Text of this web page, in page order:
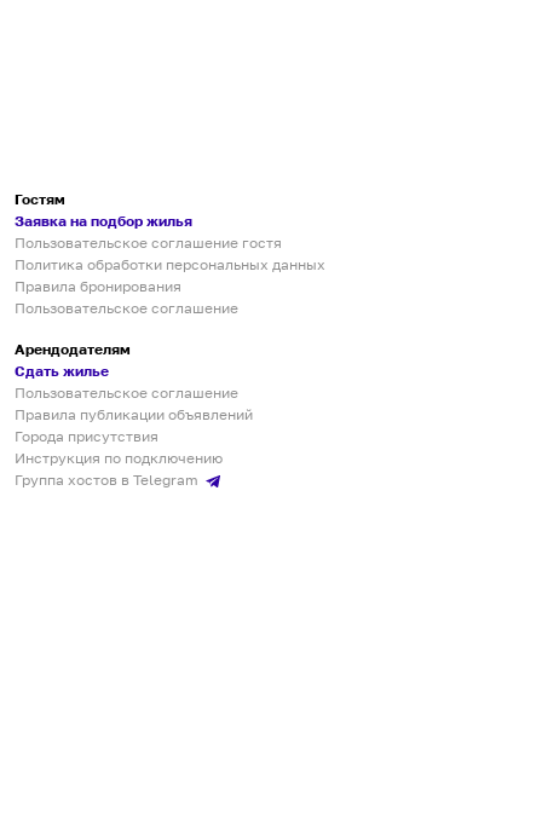
Гостям
Заявка на подбор жилья
Пользовательское соглашение гостя
Политика обработки персональных данных
Правила бронирования
Пользовательское соглашение
Арендодателям
Сдать жилье
Пользовательское соглашение
Правила публикации объявлений
Города присутствия
Инструкция по подключению
Группа хостов в Telegram